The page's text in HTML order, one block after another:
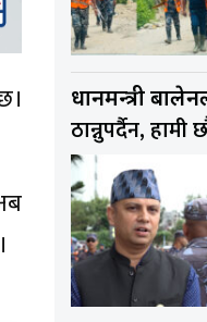
प्रधानमन्त्री
ठान्नुपर्दैन, हामी